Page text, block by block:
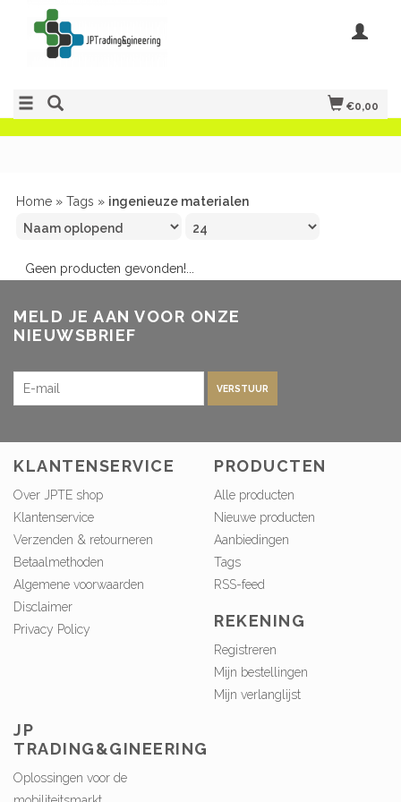
€0,00
Home » Tags » ingenieuze materialen
Geen producten gevonden!...
MELD JE AAN VOOR ONZE
NIEUWSBRIEF
VERSTUUR
KLANTENSERVICE
Over JPTE shop
Klantenservice
Verzenden & retourneren
Betaalmethoden
Algemene voorwaarden
Disclaimer
Privacy Policy
PRODUCTEN
Alle producten
Nieuwe producten
Aanbiedingen
Tags
RSS-feed
REKENING
Registreren
Mijn bestellingen
Mijn verlanglijst
JP
TRADING&GINEERING
Oplossingen voor de